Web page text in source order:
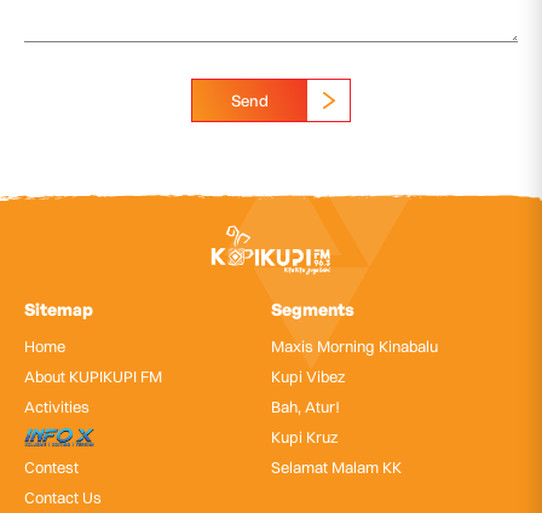
Send
Sitemap
Home
About KUPIKUPI FM
Activities
InfoX
Contest
Contact Us
Segments
Maxis Morning Kinabalu
Kupi Vibez
Bah, Atur!
Kupi Kruz
Selamat Malam KK